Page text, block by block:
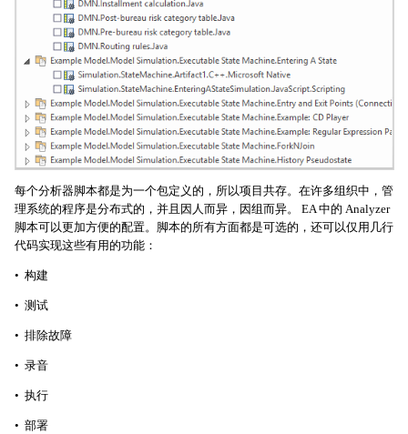
每个分析器脚本都是为一个包定义的，所以项目共存。在许多组织中，管
理系统的程序是分布式的，并且因人而异，因组而异。 EA 中的 Analyzer
脚本可以更加方便的配置。脚本的所有方面都是可选的，还可以仅用几行
代码实现这些有用的功能：
• 构建
• 测试
• 排除故障
• 录音
• 执行
• 部署